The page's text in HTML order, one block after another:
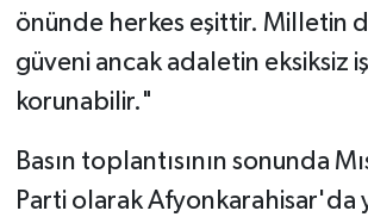
önünde herkes eşittir. Milletin
güveni ancak adaletin eksiksiz
korunabilir."
Basın toplantısının sonunda
Parti olarak Afyonkarahisar'da